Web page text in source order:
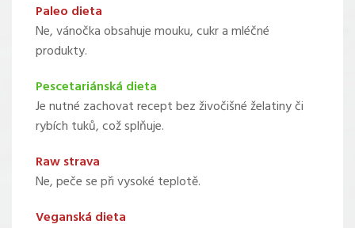
Paleo dieta
Ne, vánočka obsahuje mouku, cukr a mléčné
produkty.
Pescetariánská dieta
Je nutné zachovat recept bez živočišné želatiny či
rybích tuků, což splňuje.
Raw strava
Ne, peče se při vysoké teplotě.
Veganská dieta